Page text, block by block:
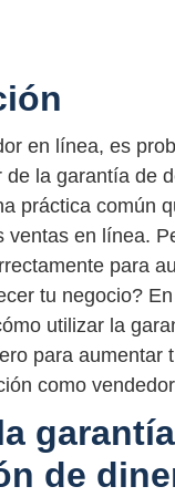
en línea, es
de la garantía de
práctica común
ventas en línea.
para
tu negocio?
utilizar la
para aumentar
como
de